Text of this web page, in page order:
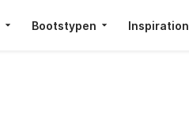
Bootstypen Inspiration